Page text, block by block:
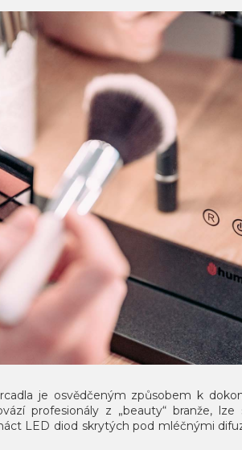
je osvědčeným způsobem k
profesionály z „beauty“ branže,
LED diod skrytých pod mléčnými